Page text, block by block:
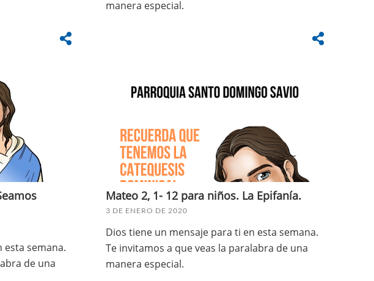
manera especial.
esta semana.
de una
Mateo 2, 1- 12 para niños. La Epifanía.
3 DE ENERO DE 2020
Dios tiene un mensaje para ti en esta semana.
Te invitamos a que veas la paralabra de una
manera especial.